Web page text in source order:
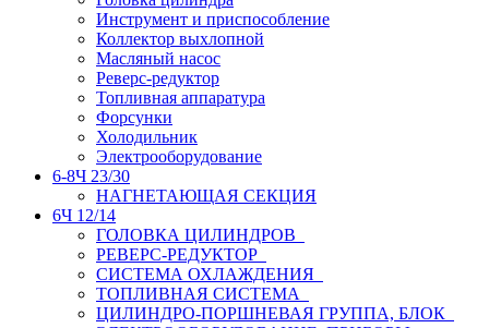
Инструмент и приспособление
Коллектор выхлопной
Масляный насос
Реверс-редуктор
Топливная аппаратура
Форсунки
Холодильник
Электрооборудование
6-8Ч 23/30
НАГНЕТАЮЩАЯ СЕКЦИЯ
6Ч 12/14
ГОЛОВКА ЦИЛИНДРОВ
РЕВЕРС-РЕДУКТОР
СИСТЕМА ОХЛАЖДЕНИЯ
ТОПЛИВНАЯ СИСТЕМА
ЦИЛИНДРО-ПОРШНЕВАЯ ГРУППА, БЛОК